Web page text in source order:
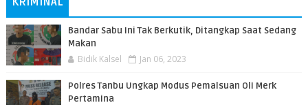
Bandar Sabu Ini Tak Berkutik, Ditangkap Saat Sedang
Makan
Bidik Kalsel Jan 06, 2023
Polres Tanbu Ungkap Modus Pemalsuan Oli Merk
Pertamina